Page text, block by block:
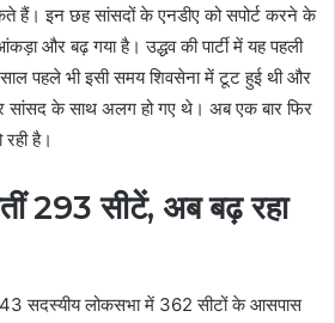
हैं। इन छह सांसदों के एनडीए को सपोर्ट करने के
और बढ़ गया है। उद्धव की पार्टी में यह पहली
पहले भी इसी समय शिवसेना में टूट हुई थी और
सांसद के साथ अलग हो गए थे। अब एक बार फिर
रही है।
293 सीटें, अब बढ़ रहा
सदस्यीय लोकसभा में 362 सीटों के आसपास